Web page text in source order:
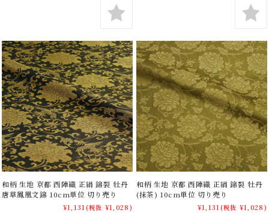
和柄 生地 京都 西陣織 正絹 錦裂 牡丹
唐草鳳凰文錦 10cm単位 切り売り
¥1,131 (税抜 ¥1,028)
和柄 生地 京都 西陣織 正絹 錦裂 牡丹
(抹茶) 10cm単位 切り売り
¥1,131 (税抜 ¥1,028)